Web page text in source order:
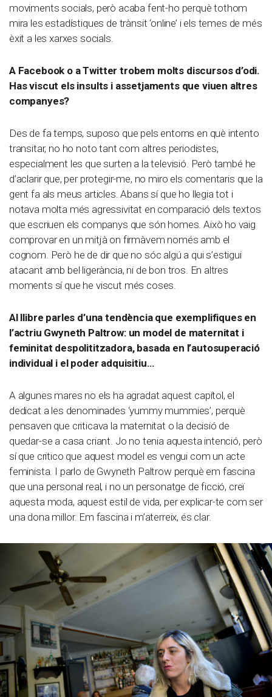
moviments socials, però acaba fent-ho perquè tothom
mira les estadístiques de trànsit ‘online’ i els temes de més
èxit a les xarxes socials.
A Facebook o a Twitter trobem molts discursos d’odi.
Has viscut els insults i assetjaments que viuen altres
companyes?
Des de fa temps, suposo que pels entorns en què intento
transitar, no ho noto tant com altres periodistes,
especialment les que surten a la televisió. Però també he
d’aclarir que, per protegir-me, no miro els comentaris que la
gent fa als meus articles. Abans sí que ho llegia tot i
notava molta més agressivitat en comparació dels textos
que escriuen els companys que són homes. Això ho vaig
comprovar en un mitjà on firmàvem només amb el
cognom. Però he de dir que no sóc algú a qui s’estigui
atacant amb bel·ligerància, ni de bon tros. En altres
moments sí que he viscut més coses.
Al llibre parles d’una tendència que exemplifiques en
l’actriu Gwyneth Paltrow: un model de maternitat i
feminitat despolititzadora, basada en l’autosuperació
individual i el poder adquisitiu…
A algunes mares no els ha agradat aquest capítol, el
dedicat a les denominades ‘yummy mummies’, perquè
pensaven que criticava la maternitat o la decisió de
quedar-se a casa criant. Jo no tenia aquesta intenció, però
sí que critico que aquest model es vengui com un acte
feminista. I parlo de Gwyneth Paltrow perquè em fascina
que una personal real, i no un personatge de ficció, creï
aquesta moda, aquest estil de vida, per explicar-te com ser
una dona millor. Em fascina i m’aterreix, és clar.